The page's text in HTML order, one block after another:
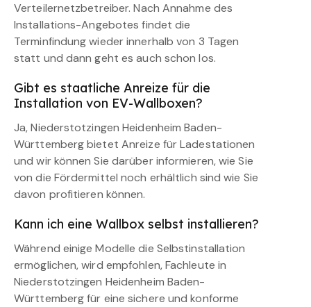
Verteilernetzbetreiber. Nach Annahme des
Installations-Angebotes findet die
Terminfindung wieder innerhalb von 3 Tagen
statt und dann geht es auch schon los.
Gibt es staatliche Anreize für die
Installation von EV-Wallboxen?
Ja, Niederstotzingen Heidenheim Baden-
Württemberg bietet Anreize für Ladestationen
und wir können Sie darüber informieren, wie Sie
von die Fördermittel noch erhältlich sind wie Sie
davon profitieren können.
Kann ich eine Wallbox selbst installieren?
Während einige Modelle die Selbstinstallation
ermöglichen, wird empfohlen, Fachleute in
Niederstotzingen Heidenheim Baden-
Württemberg für eine sichere und konforme